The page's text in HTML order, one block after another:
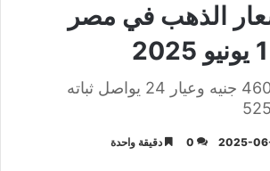
الذهب في مصر
عيار 21 يسجل 4600 جنيه وعيار 24 يواصل ثباته
2025-
0 دقيقة واحدة